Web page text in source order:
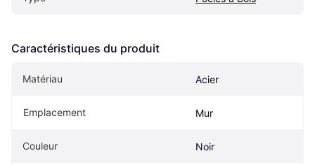
Caractéristiques du produit
Matériau Acier
Emplacement Mur
Couleur Noir